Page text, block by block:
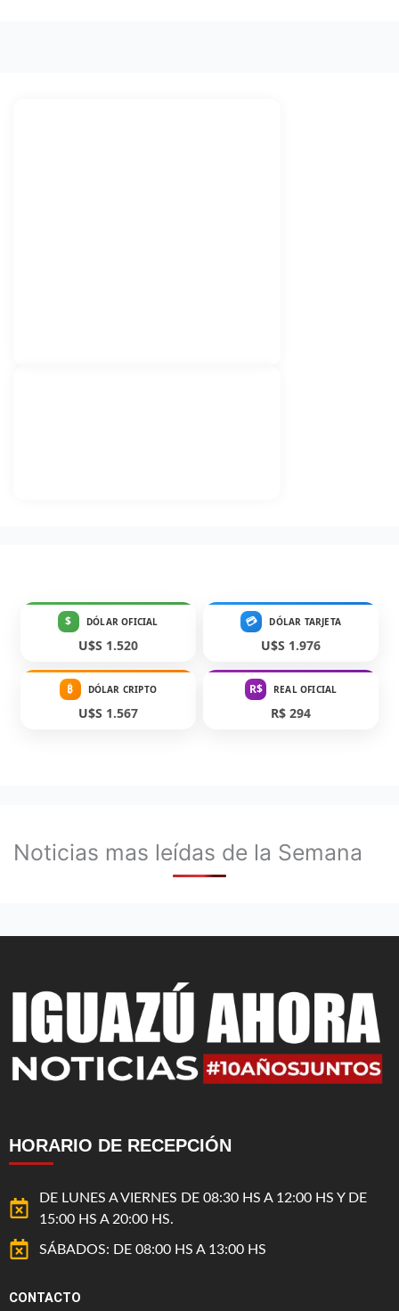
$ DÓLAR OFICIAL
U$S 1.520
💳 DÓLAR TARJETA
U$S 1.976
₿ DÓLAR CRIPTO
U$S 1.567
R$ REAL OFICIAL
R$ 294
Noticias mas leídas de la Semana
HORARIO DE RECEPCIÓN
DE LUNES A VIERNES DE 08:30 HS A 12:00 HS Y DE
15:00 HS A 20:00 HS.
SÁBADOS: DE 08:00 HS A 13:00 HS
CONTACTO